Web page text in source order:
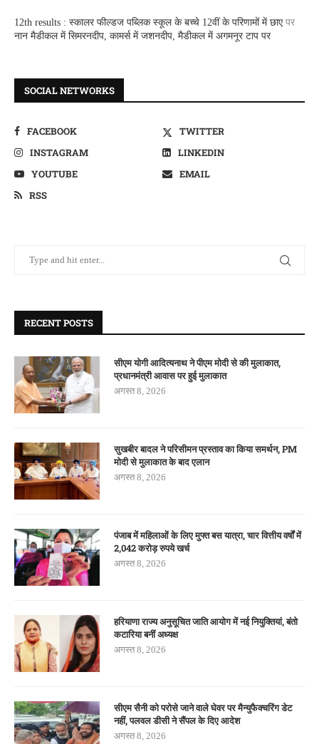
12th results : स्कालर फील्डज पब्लिक स्कूल के बच्चे 12वीं के परिणामों में छाएपर
नान मैडीकल में सिमरनदीप, कामर्स में जशनदीप, मैडीकल में अगमनूर टाप पर
SOCIAL NETWORKS
FACEBOOK
TWITTER
INSTAGRAM
LINKEDIN
YOUTUBE
EMAIL
RSS
RECENT POSTS
सीएम योगी आदित्यनाथ ने पीएम मोदी से की मुलाकात,
प्रधानमंत्री आवास पर हुई मुलाकात
अगस्त 8, 2026
सुखबीर बादल ने परिसीमन प्रस्ताव का किया समर्थन, PM
मोदी से मुलाकात के बाद एलान
अगस्त 8, 2026
पंजाब में महिलाओं के लिए मुफ्त बस यात्रा, चार वित्तीय वर्षों में
2,042 करोड़ रुपये खर्च
अगस्त 8, 2026
हरियाणा राज्य अनुसूचित जाति आयोग में नई नियुक्तियां, बंतो
कटारिया बनीं अध्यक्ष
अगस्त 8, 2026
सीएम सैनी को परोसे जाने वाले घेवर पर मैन्युफैक्चरिंग डेट
नहीं, पलवल डीसी ने सैंपल के दिए आदेश
अगस्त 8, 2026